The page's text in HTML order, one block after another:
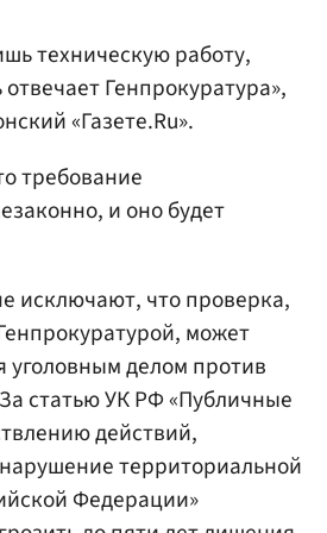
техническую работу,
Генпрокуратура»,
«Газете.Ru».
требование
и оно будет
исключают, что проверка,
может
уголовным делом против
статью УК РФ «Публичные
действий,
территориальной
Федерации»